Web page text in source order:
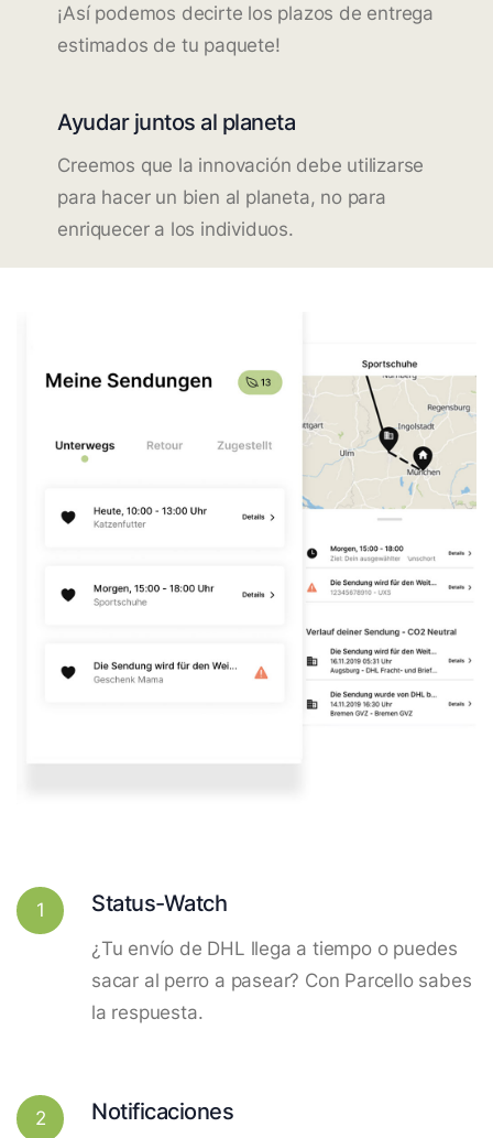
¡Así podemos decirte los plazos de entrega
estimados de tu paquete!
Ayudar juntos al planeta
Creemos que la innovación debe utilizarse
para hacer un bien al planeta, no para
enriquecer a los individuos.
1 Status-Watch
¿Tu envío de DHL llega a tiempo o puedes
sacar al perro a pasear? Con Parcello sabes
la respuesta.
2 Notificaciones